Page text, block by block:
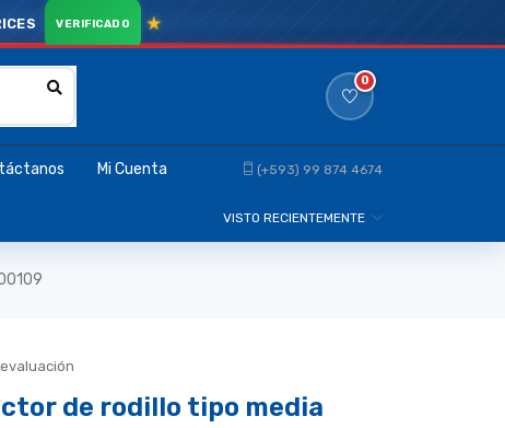
0
Mi Cuenta (+593) 99 874 4674
VISTO RECIENTEMENTE
de rodillo tipo media